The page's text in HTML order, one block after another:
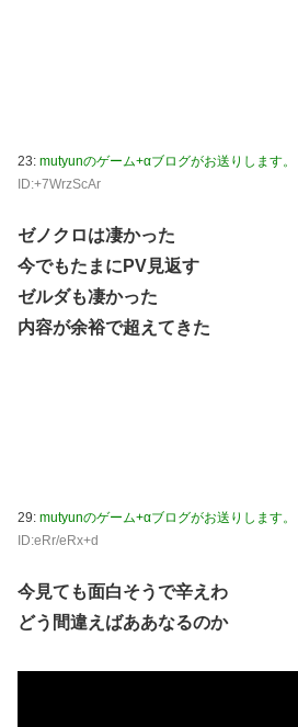
23: mutyunのゲーム+αブログがお送りします。
ID:+7WrzScAr
ゼノクロは凄かった
今でもたまにPV見返す
ゼルダも凄かった
内容が余裕で超えてきた
29: mutyunのゲーム+αブログがお送りします。
ID:eRr/eRx+d
今見ても面白そうで辛えわ
どう間違えばああなるのか